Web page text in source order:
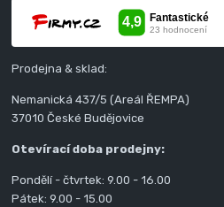
Prodejna & sklad:
Nemanická 437/5 (Areál ŘEMPA)
37010 České Budějovice
Otevírací doba prodejny:
Pondělí - čtvrtek: 9.00 - 16.00
Pátek: 9.00 - 15.00